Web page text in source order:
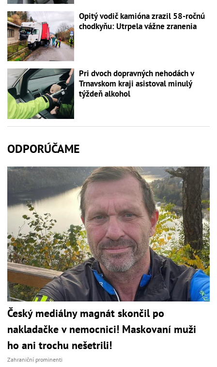
Opitý vodič kamióna zrazil 58-ročnú
chodkyňu: Utrpela vážne zranenia
Pri dvoch dopravných nehodách v
Trnavskom kraji asistoval minulý
týždeň alkohol
ODPORÚČAME
Český mediálny magnát skončil po
nakladačke v nemocnici! Maskovaní muži
ho ani trochu nešetrili!
Zahraniční prominenti